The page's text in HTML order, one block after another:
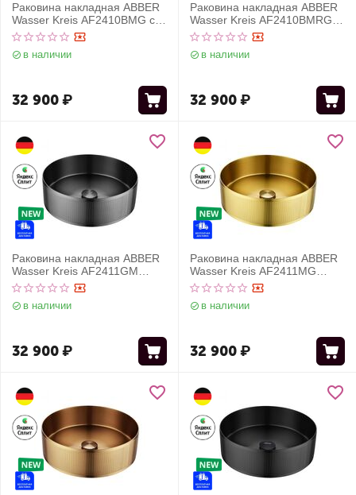
Раковина накладная ABBER
Wasser Kreis AF2410BMG с
черным матовым
основанием, золото матовое
в наличии
32 900₽
Раковина накладная ABBER
Wasser Kreis AF2410BMRG с
черным основанием,
розовое золото матовое
в наличии
32 900₽
Раковина накладная ABBER
Wasser Kreis AF2411GM
оружейная сталь
в наличии
32 900₽
Раковина накладная ABBER
Wasser Kreis AF2411MG
золото матовое
в наличии
32 900₽